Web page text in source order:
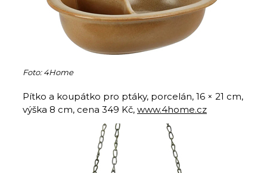
Foto: 4Home
Pítko a koupátko pro ptáky, porcelán, 16 × 21 cm,
výška 8 cm, cena 349 Kč, www.4home.cz